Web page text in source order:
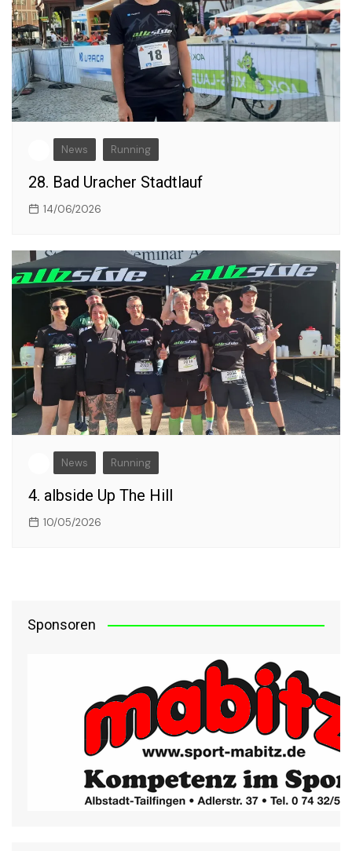
News Running
28. Bad Uracher Stadtlauf
14/06/2026
News Running
4. albside Up The Hill
10/05/2026
Sponsoren